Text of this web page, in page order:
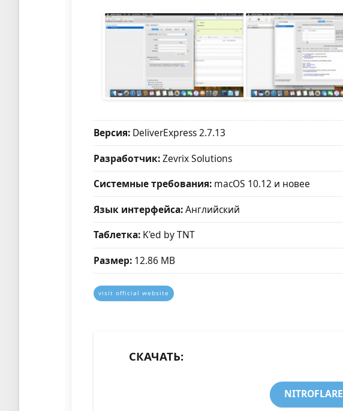
Версия: DeliverExpress 2.7.13
Разработчик:Zevrix Solutions
Системные требования: macOS 10.12 и новее
Язык интерфейса:Английский
Таблетка: K'ed by TNT
Размер: 12.86 MB
visit official website
СКАЧАТЬ:
NITROFLARE